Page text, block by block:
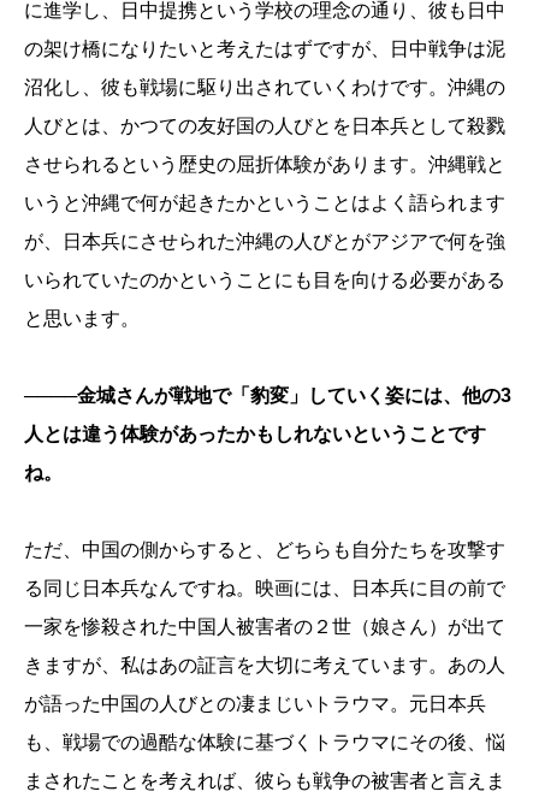
に進学し、日中提携という学校の理念の通り、彼も日中
の架け橋になりたいと考えたはずですが、日中戦争は泥
沼化し、彼も戦場に駆り出されていくわけです。沖縄の
人びとは、かつての友好国の人びとを日本兵として殺戮
させられるという歴史の屈折体験があります。沖縄戦と
いうと沖縄で何が起きたかということはよく語られます
が、日本兵にさせられた沖縄の人びとがアジアで何を強
いられていたのかということにも目を向ける必要がある
と思います。
────金城さんが戦地で「豹変」していく姿には、他の3
人とは違う体験があったかもしれないということです
ね。
ただ、中国の側からすると、どちらも自分たちを攻撃す
る同じ日本兵なんですね。映画には、日本兵に目の前で
一家を惨殺された中国人被害者の２世（娘さん）が出て
きますが、私はあの証言を大切に考えています。あの人
が語った中国の人びとの凄まじいトラウマ。元日本兵
も、戦場での過酷な体験に基づくトラウマにその後、悩
まされたことを考えれば、彼らも戦争の被害者と言えま